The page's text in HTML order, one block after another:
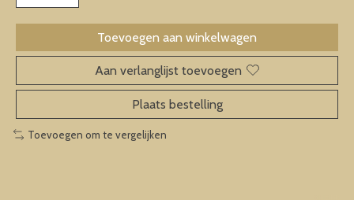
Toevoegen aan winkelwagen
Aan verlanglijst toevoegen
Plaats bestelling
Toevoegen om te vergelijken